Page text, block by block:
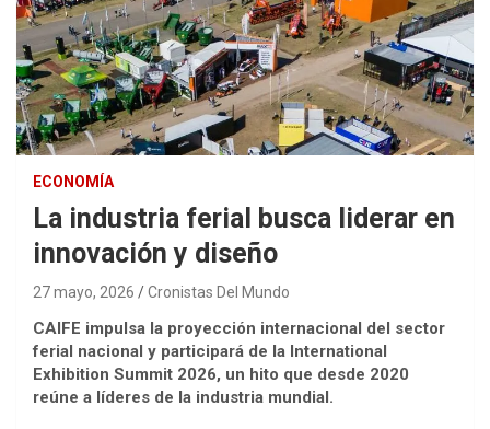
ECONOMÍA
La industria ferial busca liderar en
innovación y diseño
27 mayo, 2026 Cronistas Del Mundo
CAIFE impulsa la proyección internacional del sector
ferial nacional y participará de la International
Exhibition Summit 2026, un hito que desde 2020
reúne a líderes de la industria mundial.